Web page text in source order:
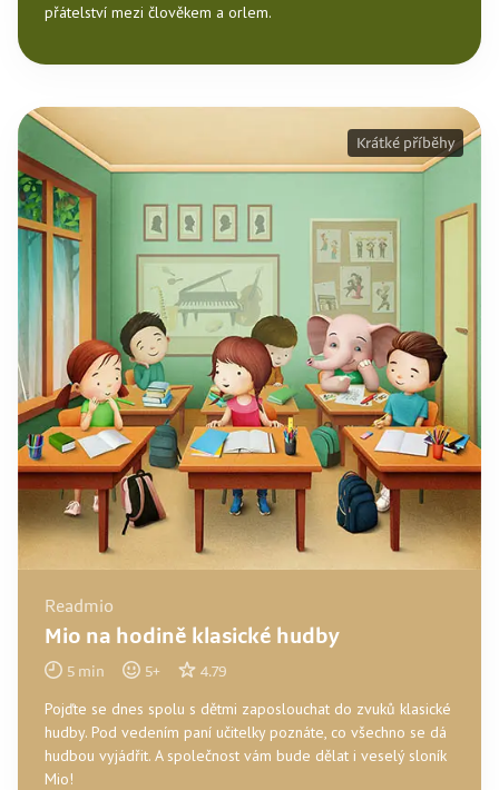
přátelství mezi člověkem a orlem.
Readmio
Mio na hodině klasické hudby
5 min 5+ 4.79
Pojďte se dnes spolu s dětmi zaposlouchat do zvuků klasické
hudby. Pod vedením paní učitelky poznáte, co všechno se dá
hudbou vyjádřit. A společnost vám bude dělat i veselý sloník
Mio!
Krátké příběhy